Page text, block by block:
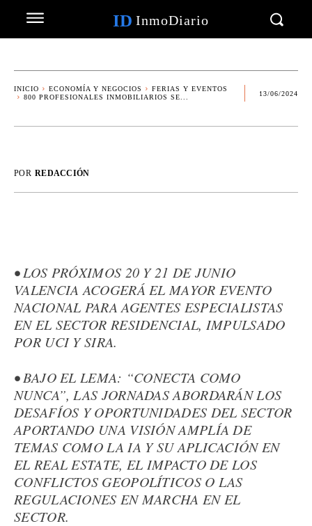
ID InmoDiario
INICIO ECONOMÍA Y NEGOCIOS
FERIAS Y EVENTOS
800 PROFESIONALES INMOBILIARIOS SE...
13/06/2024
POR REDACCIÓN
• LOS PRÓXIMOS 20 Y 21 DE JUNIO
VALENCIA ACOGERÁ EL MAYOR EVENTO
NACIONAL PARA AGENTES ESPECIALISTAS
EN EL SECTOR RESIDENCIAL, IMPULSADO
POR UCI Y SIRA.
• BAJO EL LEMA: “CONECTA COMO
NUNCA”, LAS JORNADAS ABORDARÁN LOS
DESAFÍOS Y OPORTUNIDADES DEL SECTOR
APORTANDO UNA VISIÓN AMPLÍA DE
TEMAS COMO LA IA Y SU APLICACIÓN EN
EL REAL ESTATE, EL IMPACTO DE LOS
CONFLICTOS GEOPOLÍTICOS O LAS
REGULACIONES EN MARCHA EN EL
SECTOR.